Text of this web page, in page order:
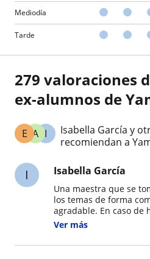
Mediodía
Tarde
279 valoraciones
ex-alumnos de
I
A
E
Isabella García y
recomiendan a
I Isabella García
Una maestra que se
los temas de forma
agradable. En caso de
una por una y busca
haber dificultades. Sin duda se recomienda
Ver más